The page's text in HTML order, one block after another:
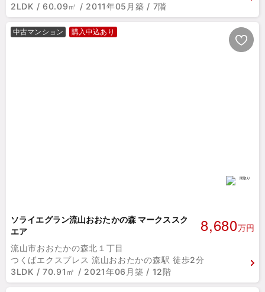
2LDK / 60.09㎡ / 2011年05月築 / 7階
中古マンション 購入申込あり
ソライエグラン流山おおたかの森 マークススク
エア
8,680万円
流山市おおたかの森北１丁目
つくばエクスプレス 流山おおたかの森駅 徒歩2分
3LDK / 70.91㎡ / 2021年06月築 / 12階